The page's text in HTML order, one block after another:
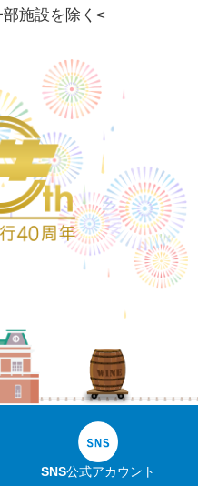
SNS公式アカウント
施設を除く <